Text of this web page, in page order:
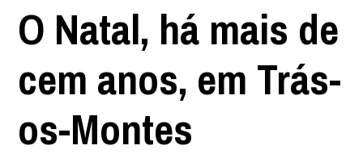
O Natal, há mais de
cem anos, em Trás-
os-Montes